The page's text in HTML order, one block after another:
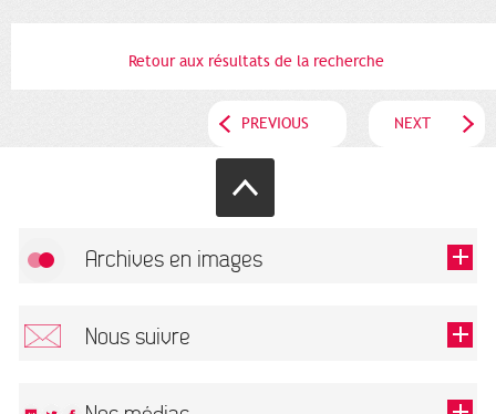
Retour aux résultats de la recherche
PREVIOUS NEXT
Archives en images
Nous suivre